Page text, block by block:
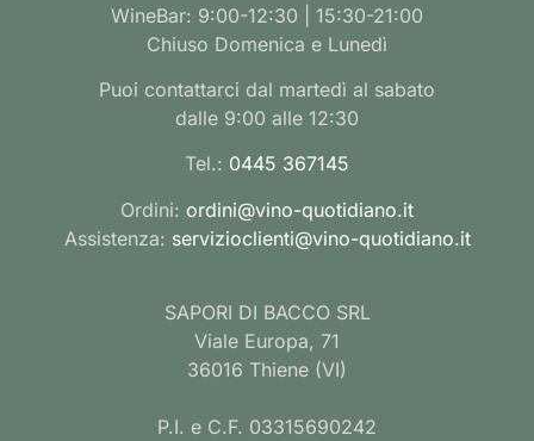
WineBar: 9:00-12:30 | 15:30-21:00
Chiuso Domenica e Lunedì
Puoi contattarci dal martedì al sabato
dalle 9:00 alle 12:30
Tel.: 0445 367145
Ordini: ordini@vino-quotidiano.it
Assistenza: servizioclienti@vino-quotidiano.it
SAPORI DI BACCO SRL
Viale Europa, 71
36016 Thiene (VI)
P.I. e C.F. 03315690242